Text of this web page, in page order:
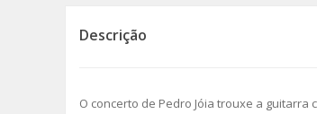
Descrição
O concerto de Pedro Jóia trouxe a